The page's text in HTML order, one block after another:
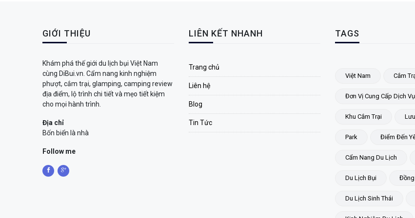
GIỚI THIỆU
Khám phá thế giới du lịch bụi Việt Nam
cùng DiBui.vn. Cẩm nang kinh nghiệm
phượt, cắm trại, glamping, camping review
địa điểm, lộ trình chi tiết và mẹo tiết kiệm
cho mọi hành trình.
Địa chỉ
Bốn biển là nhà
Follow me
LIÊN KẾT NHANH
Trang chủ
Liên hệ
Blog
Tin Tức
TAGS
Việt Nam Cắm
Đơn Vị Cung Cấp Dịch Vụ
Khu Cắm Trại
Park Điểm Đến
Cẩm Nang Du Lịch
Du Lịch Bụi
Du Lịch Sinh Thái